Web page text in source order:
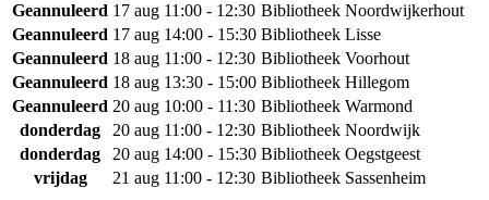
Geannuleerd 17 aug 11:00 - 12:30 Bibliotheek Noordwijkerhout
Geannuleerd 17 aug 14:00 - 15:30 Bibliotheek Lisse
Geannuleerd 18 aug 11:00 - 12:30 Bibliotheek Voorhout
Geannuleerd 18 aug 13:30 - 15:00 Bibliotheek Hillegom
Geannuleerd 20 aug 10:00 - 11:30 Bibliotheek Warmond
donderdag
20 aug 11:00 - 12:30 Bibliotheek Noordwijk
donderdag
20 aug 14:00 - 15:30 Bibliotheek Oegstgeest
vrijdag
21 aug 11:00 - 12:30 Bibliotheek Sassenheim